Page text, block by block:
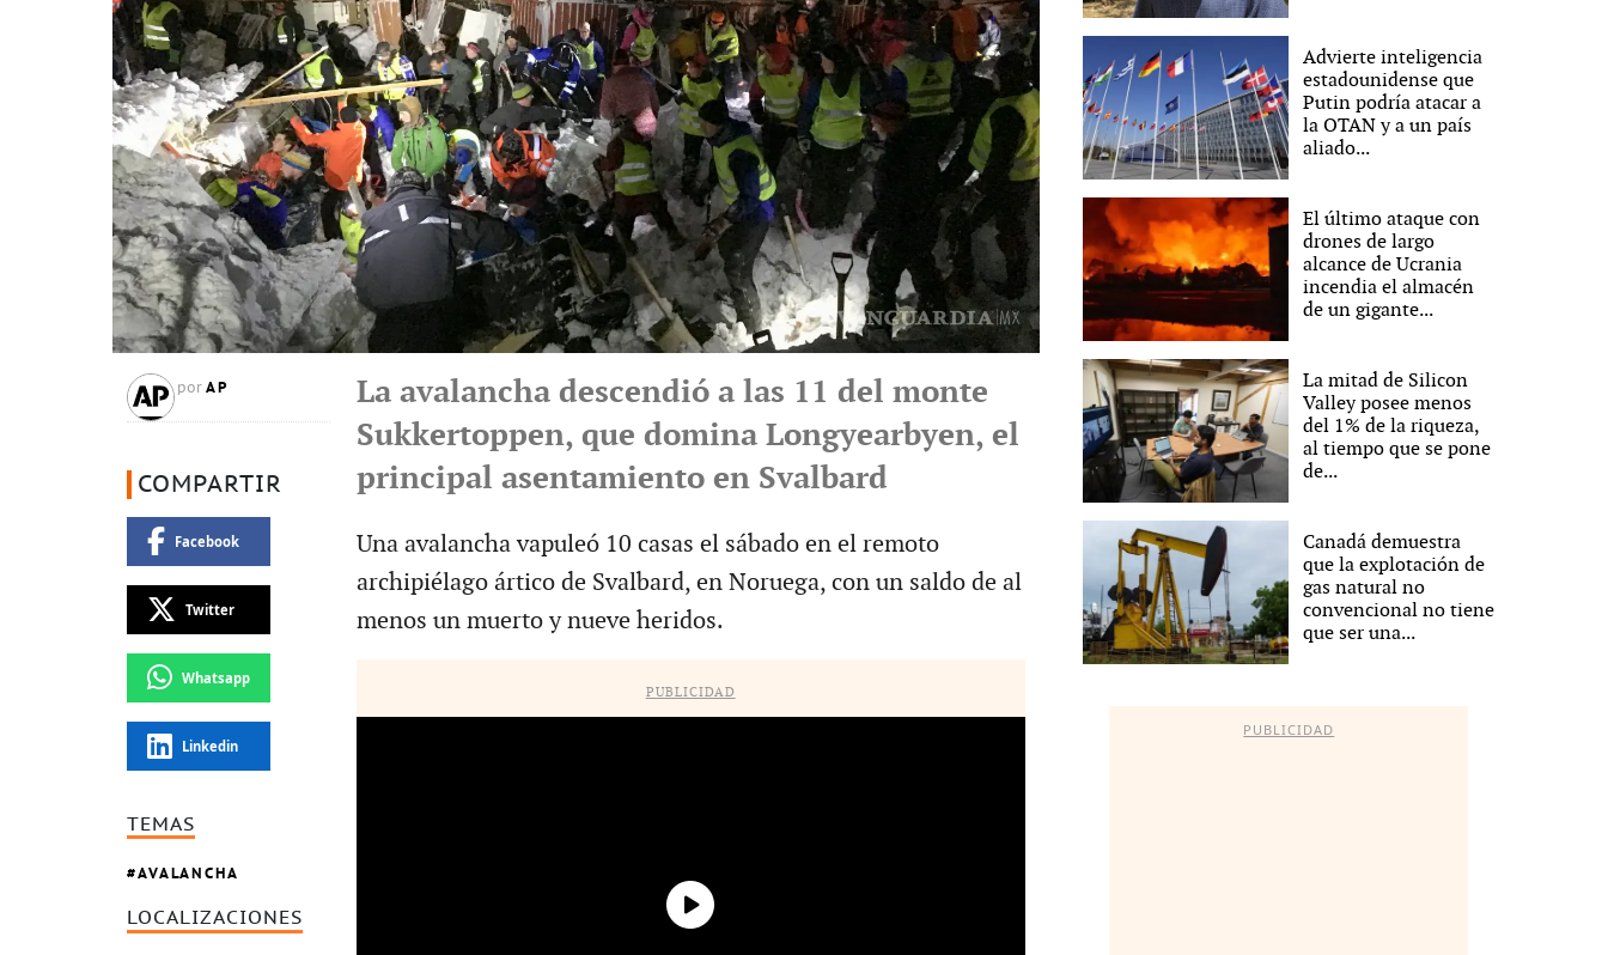
por AP
COMPARTIR
Facebook
Twitter
Whatsapp
Linkedin
TEMAS
AVALANCHA
LOCALIZACIONES
La avalancha descendió a las 11 del monte
Sukkertoppen, que domina Longyearbyen, el
principal asentamiento en Svalbard
Una avalancha vapuleó 10 casas el sábado en el remoto
archipiélago ártico de Svalbard, en Noruega, con un saldo de al
menos un muerto y nueve heridos.
PUBLICIDAD
Advierte inteligencia
estadounidense que
Putin podría atacar a
la OTAN y a un país
aliado...
El último ataque con
drones de largo
alcance de Ucrania
incendia el almacén
de un gigante...
La mitad de Silicon
Valley posee menos
del 1% de la riqueza,
al tiempo que se pone
de...
Canadá demuestra
que la explotación de
gas natural no
convencional no tiene
que ser una...
PUBLICIDAD